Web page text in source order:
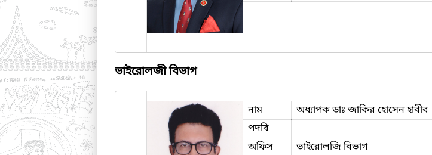
ভাইরোলজী বিভাগ
নাম
অধ্যাপক ডাঃ জাকির হোসেন হাবীব
পদবি
অফিস
ভাইরোলজি বিভাগ